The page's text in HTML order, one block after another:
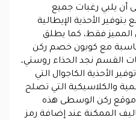
أن يلبي رغبات جميع
الأحذية الإيطالية
المميز فقط، كما يطلق
مع كوبون خصم ركن
نجد الحذاء روستي،
الأحذية الكاجوال التي
والكلاسيكية التي تصلح
موقع ركن الوسطى هذه
الممكنة عند إضافة رمز